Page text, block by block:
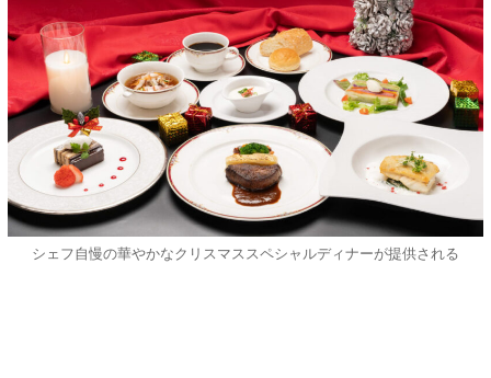
シェフ自慢の華やかなクリスマススペシャルディナーが提供される